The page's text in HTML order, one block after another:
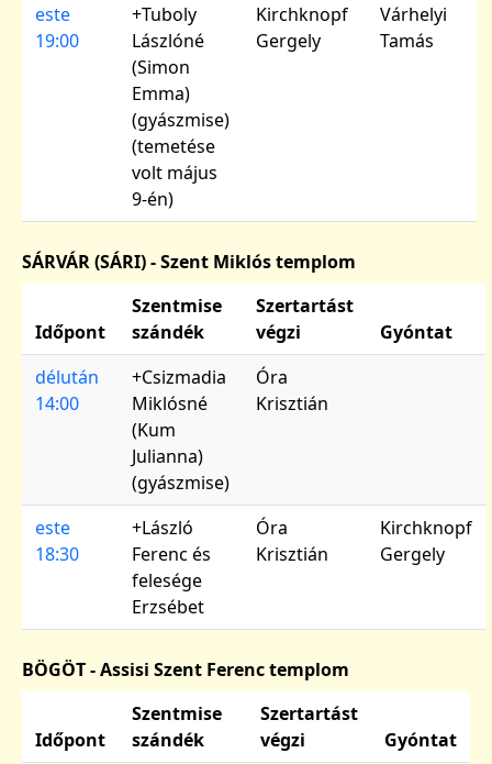
este
19:00
+Tuboly
Lászlóné
(Simon
Emma)
(gyászmise)
(temetése
volt május
9-én)
Kirchknopf
Gergely
Várhelyi
Tamás
SÁRVÁR (SÁRI) - Szent Miklós templom
Időpont
Szentmise
szándék
Szertartást
végzi
Gyóntat
délután
14:00
+Csizmadia
Miklósné
(Kum
Julianna)
(gyászmise)
Óra
Krisztián
este
18:30
+László
Ferenc és
felesége
Erzsébet
Óra
Krisztián
Kirchknopf
Gergely
BÖGÖT - Assisi Szent Ferenc templom
Időpont
Szentmise
szándék
Szertartást
végzi
Gyóntat